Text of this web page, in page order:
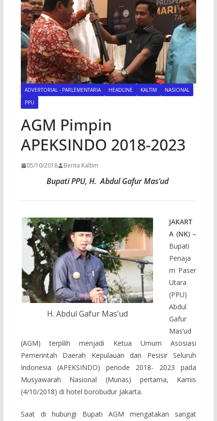
ADVERTORIAL - PARLEMENTARIA HEADLINE KALTIM
NASIONAL
PPU
AGM Pimpin
APEKSINDO 2018-2023
05/10/2018 Berita Kaltim
Bupati PPU, H. Abdul Gafur Mas’ud
H. Abdul Gafur Mas’ud
JAKART
A (NK) –
Bupati
Penaja
m Paser
Utara
(PPU)
Abdul
Gafur
Mas’ud
(AGM) terpilih menjadi Ketua Umum Asosiasi
Pemerintah Daerah Kepulauan dan Pesisir Seluruh
Indonesia (APEKSINDO) periode 2018- 2023 pada
Musyawarah Nasional (Munas) pertama, Kamis
(4/10/2018) di hotel borobudur Jakarta.
Saat di hubungi Bupati AGM mengatakan sangat